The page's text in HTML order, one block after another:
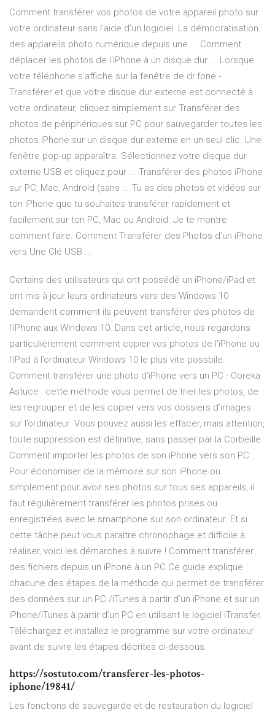
Comment transférer vos photos de votre appareil photo sur
votre ordinateur sans l'aide d'un logiciel. La démocratisation
des appareils photo numérique depuis une ... Comment
déplacer les photos de l'iPhone à un disque dur ... Lorsque
votre téléphone s'affiche sur la fenêtre de dr.fone -
Transférer et que votre disque dur externe est connecté à
votre ordinateur, cliquez simplement sur Transférer des
photos de périphériques sur PC pour sauvegarder toutes les
photos iPhone sur un disque dur externe en un seul clic. Une
fenêtre pop-up apparaîtra. Sélectionnez votre disque dur
externe USB et cliquez pour ... Transférer des photos iPhone
sur PC, Mac, Android (sans ... Tu as des photos et vidéos sur
ton iPhone que tu souhaites transférer rapidement et
facilement sur ton PC, Mac ou Android. Je te montre
comment faire. Comment Transférer des Photos d’un iPhone
vers Une Clé USB ...
Certains des utilisateurs qui ont possédé un iPhone/iPad et
ont mis à jour leurs ordinateurs vers des Windows 10
demandent comment ils peuvent transférer des photos de
l'iPhone aux Windows 10. Dans cet article, nous regardons
particulièrement comment copier vos photos de l'iPhone ou
l'iPad à l’ordinateur Windows 10 le plus vite possbile.
Comment transférer une photo d'iPhone vers un PC - Ooreka
Astuce : cette méthode vous permet de trier les photos, de
les regrouper et de les copier vers vos dossiers d’images
sur l’ordinateur. Vous pouvez aussi les effacer, mais attention,
toute suppression est définitive, sans passer par la Corbeille.
Comment importer les photos de son iPhone vers son PC ...
Pour économiser de la mémoire sur son iPhone ou
simplement pour avoir ses photos sur tous ses appareils, il
faut régulièrement transférer les photos prises ou
enregistrées avec le smartphone sur son ordinateur. Et si
cette tâche peut vous paraître chronophage et difficile à
réaliser, voici les démarches à suivre ! Comment transférer
des fichiers depuis un iPhone à un PC Ce guide explique
chacune des étapes de la méthode qui permet de transférer
des données sur un PC /iTunes à partir d’un iPhone et sur un
iPhone/iTunes à partir d’un PC en utilisant le logiciel iTransfer.
Téléchargez et installez le programme sur votre ordinateur
avant de suivre les étapes décrites ci-dessous.
https://sostuto.com/transferer-les-photos-
iphone/19841/
Les fonctions de sauvegarde et de restauration du logiciel